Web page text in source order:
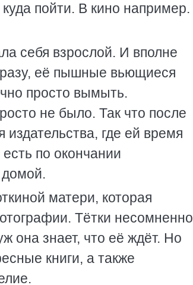
пойти. В кино например.
себя взрослой. И вполне
её пышные вьющиеся
просто вымыть.
не было. Так что после
где ей время
по окончании
домой.
матери, которая
Тётки несомненно
она знает, что её ждёт. Но
книги, а также